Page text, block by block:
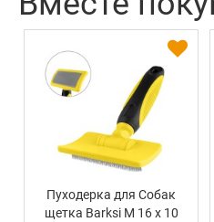
Пуходерка для Собак
щетка Barksi M 16 х 10